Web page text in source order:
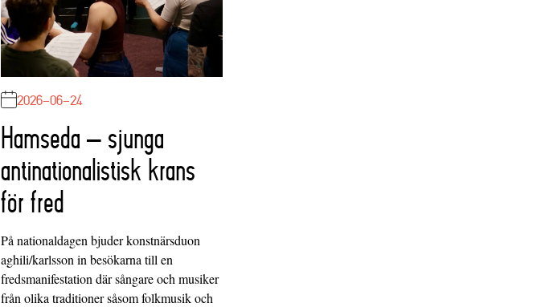
2026-06-24
Hamseda – sjunga
antinationalistisk krans
för fred
På nationaldagen bjuder konstnärsduon
aghili/karlsson in besökarna till en
fredsmanifestation där sångare och musiker
från olika traditioner såsom folkmusik och